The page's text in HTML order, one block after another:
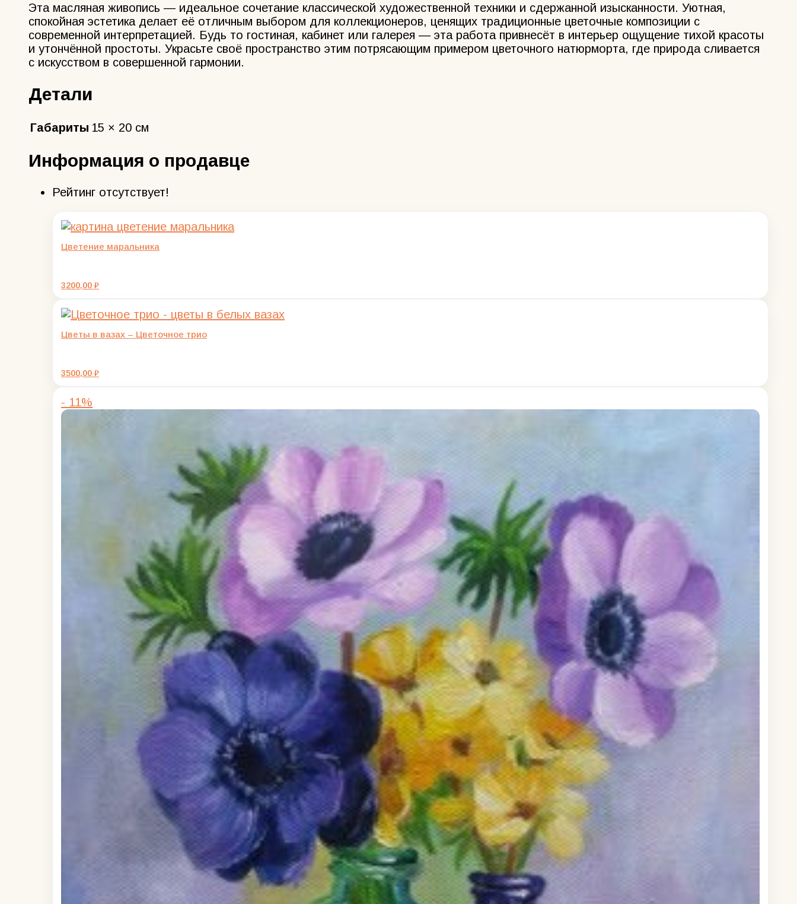
Эта масляная живопись — идеальное сочетание классической художественной техники и сдержанной изысканности. Уютная,
спокойная эстетика делает её отличным выбором для коллекционеров, ценящих традиционные цветочные композиции с
современной интерпретацией. Будь то гостиная, кабинет или галерея — эта работа привнесёт в интерьер ощущение тихой красоты
и утончённой простоты. Украсьте своё пространство этим потрясающим примером цветочного натюрморта, где природа сливается
с искусством в совершенной гармонии.
Детали
Габариты 15 × 20 см
Информация о продавце
Рейтинг отсутствует!
Цветение маральника
3200,00 ₽
Цветы в вазах – Цветочное трио
3500,00 ₽
- 11%